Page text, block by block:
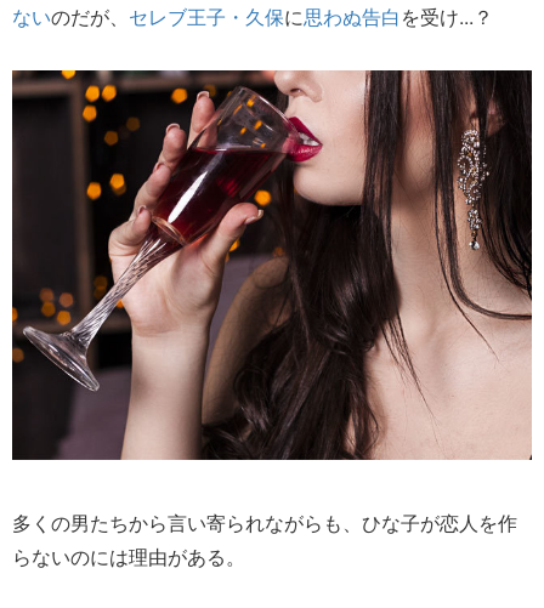
ないのだが、 セレブ王子・久保に思わぬ告白を受け...？
多くの男たちから言い寄られながらも、ひな子が恋人を作
らないのには理由がある。